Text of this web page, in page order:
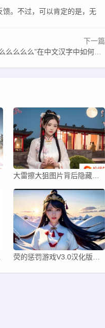
。不过，可以肯定的是，无
下一篇
么么”在中文汉字中如何重写？
大雷擦大狙图片背后隐藏的技巧与魅力，如何提高你的狙击水平？